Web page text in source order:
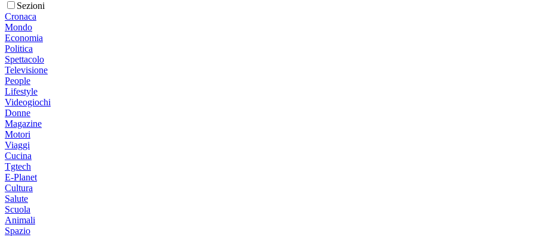
Sezioni
Cronaca
Mondo
Economia
Politica
Spettacolo
Televisione
People
Lifestyle
Videogiochi
Donne
Magazine
Motori
Viaggi
Cucina
Tgtech
E-Planet
Cultura
Salute
Scuola
Animali
Spazio